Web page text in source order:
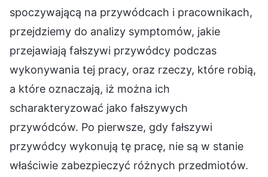
spoczywającą na przywódcach i pracownikach,
przejdziemy do analizy symptomów, jakie
przejawiają fałszywi przywódcy podczas
wykonywania tej pracy, oraz rzeczy, które robią,
a które oznaczają, iż można ich
scharakteryzować jako fałszywych
przywódców. Po pierwsze, gdy fałszywi
przywódcy wykonują tę pracę, nie są w stanie
właściwie zabezpieczyć różnych przedmiotów.